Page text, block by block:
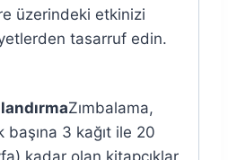
üzerindeki etkinizi
tasarruf edin.
Zımbalama,
başına 3 kağıt ile 20
kadar olan kitapçıklar